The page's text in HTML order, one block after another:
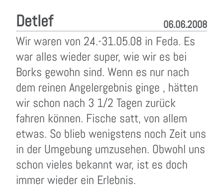
Detlef 06.06.2008
Wir waren von 24.-31.05.08 in Feda. Es
war alles wieder super, wie wir es bei
Borks gewohn sind. Wenn es nur nach
dem reinen Angelergebnis ginge , hätten
wir schon nach 3 1/2 Tagen zurück
fahren können. Fische satt, von allem
etwas. So blieb wenigstens noch Zeit uns
in der Umgebung umzusehen. Obwohl uns
schon vieles bekannt war, ist es doch
immer wieder ein Erlebnis.